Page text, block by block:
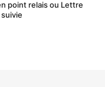
point relais ou Lettre
suivie